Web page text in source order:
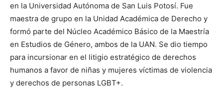
en la Universidad Autónoma de San Luis Potosí. Fue
maestra de grupo en la Unidad Académica de Derecho y
formó parte del Núcleo Académico Básico de la Maestría
en Estudios de Género, ambos de la UAN. Se dio tiempo
para incursionar en el litigio estratégico de derechos
humanos a favor de niñas y mujeres víctimas de violencia
y derechos de personas LGBT+.